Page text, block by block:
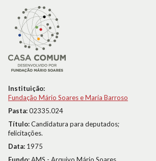
Instituição:
Fundação Mário Soares e Maria Barroso
Pasta:02335.024
Título:Candidatura para deputados;
felicitações.
Data: 1975